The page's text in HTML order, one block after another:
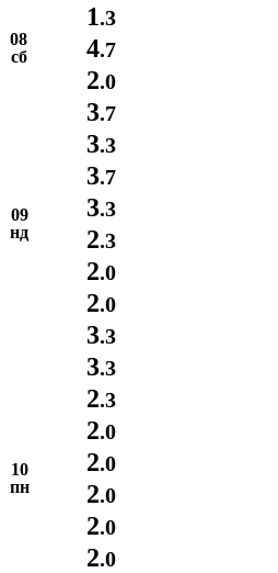
08
сб
1.3
4.7
2.0
09
нд
3.7
3.3
3.7
3.3
2.3
2.0
2.0
3.3
10
пн
3.3
2.3
2.0
2.0
2.0
2.0
2.0